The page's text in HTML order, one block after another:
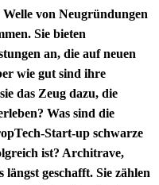
von Neugründungen
Sie bieten
an, die auf neuen
wie gut sind ihre
das Zeug dazu, die
Was sind die
Start-up schwarze
ist? Architrave,
geschafft. Sie zählen